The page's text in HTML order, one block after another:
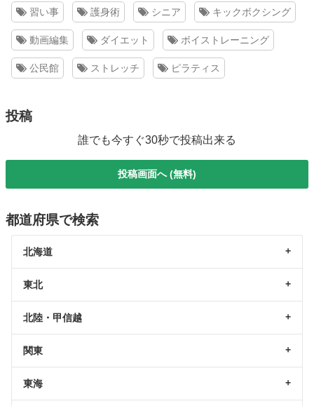
習い事 護身術 シニア キックボクシング
動画編集 ダイエット ボイストレーニング
公民館 ストレッチ ピラティス
投稿
誰でも今すぐ30秒で投稿出来る
投稿画面へ (無料)
都道府県で検索
北海道
東北
北陸・甲信越
関東
東海